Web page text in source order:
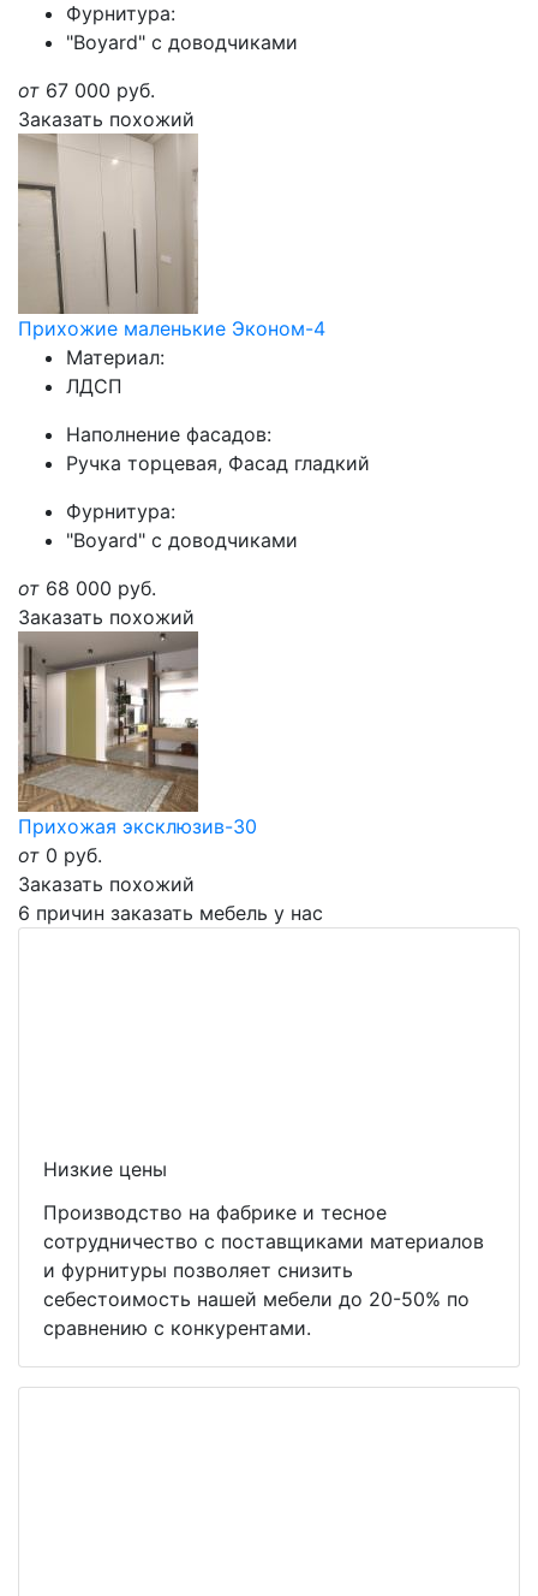
Фурнитура:
"Boyard" с доводчиками
от 67 000 руб.
Заказать похожий
Прихожие маленькие Эконом-4
Материал:
ЛДСП
Наполнение фасадов:
Ручка торцевая, Фасад гладкий
Фурнитура:
"Boyard" с доводчиками
от 68 000 руб.
Заказать похожий
Прихожая эксклюзив-30
от 0 руб.
Заказать похожий
6 причин заказать мебель у нас
Низкие цены
Производство на фабрике и тесное
сотрудничество с поставщиками материалов
и фурнитуры позволяет снизить
себестоимость нашей мебели до 20-50% по
сравнению с конкурентами.